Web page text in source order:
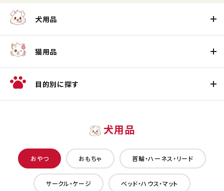
犬用品
猫用品
目的別に探す
犬用品
おやつ おもちゃ 首輪・ハーネス・リード
サークル・ケージ ベッド・ハウス・マット